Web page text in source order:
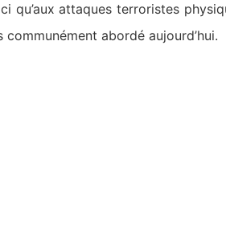
qu’aux attaques terroristes
abordé aujourd’hui.